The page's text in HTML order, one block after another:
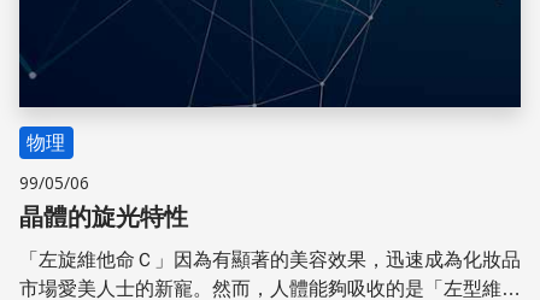
物理
99/05/06
晶體的旋光特性
「左旋維他命Ｃ」因為有顯著的美容效果，迅速成為化妝品
市場愛美人士的新寵。然而，人體能夠吸收的是「左型維他